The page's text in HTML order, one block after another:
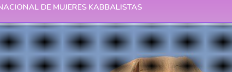
DE MUJERES KABBALISTAS